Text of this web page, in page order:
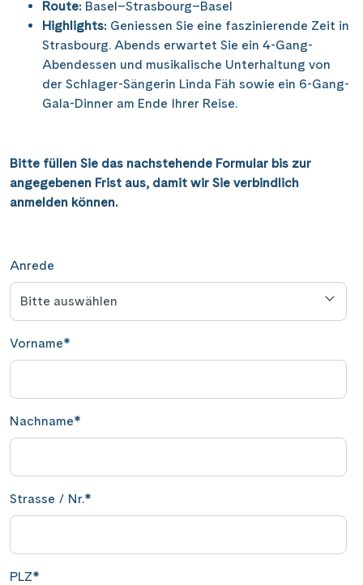
Route: Basel–Strasbourg–Basel
Highlights: Geniessen Sie eine faszinierende Zeit in
Strasbourg. Abends erwartet Sie ein 4-Gang-
Abendessen und musikalische Unterhaltung von
der Schlager-Sängerin Linda Fäh sowie ein 6-Gang-
Gala-Dinner am Ende Ihrer Reise.
Bitte füllen Sie das nachstehende Formular bis zur
angegebenen Frist aus, damit wir Sie verbindlich
anmelden können.
Anrede
Vorname*
Nachname*
Strasse / Nr.*
PLZ*
Saar(10)
Seine, Oise & Schelde
Spree(4)
Weser, Ems & Hunte
Porta Nigra
Reichsburg Cochem(15)
Schiffshebewerk Arzviller(3)
Schiffshebewerk Scharnebeck(8)
Schloss Heidelberg
Schlögener Schlinge(8)
St. Georgs-Arm
Stift Melk
Wasserstrassenkreuz Minden(7)
Passau(7)
Potsdam(1)
Saarbrücken
Saarburg(1)
Strasbourg
Tulcea(1)
Valence